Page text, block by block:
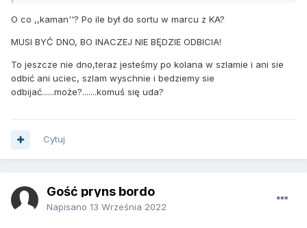
O co ,,kaman''? Po ile był do sortu w marcu z KA?
MUSI BYĆ DNO, BO INACZEJ NIE BĘDZIE ODBICIA!
To jeszcze nie dno,teraz jesteśmy po kolana w szlamie i ani sie
odbić ani uciec, szlam wyschnie i bedziemy sie
odbijać......może?.......komuś się uda?
Cytuj
Gość pryns bordo
Napisano 13 Września 2022